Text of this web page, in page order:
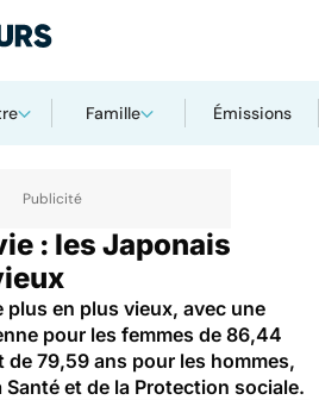
Famille Émissions
: les Japonais
plus en plus vieux, avec une
pour les femmes de 86,44
79,59 ans pour les hommes,
et de la Protection sociale.